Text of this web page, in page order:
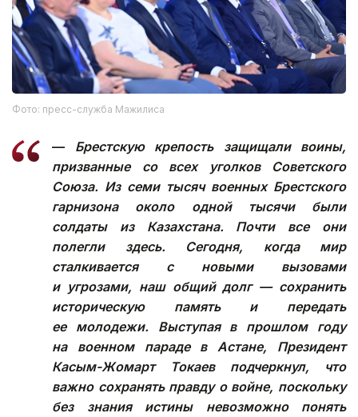
Фото: пресс-служба Мажилиса
— Брестскую крепость защищали воины,
призванные со всех уголков Советского
Союза. Из семи тысяч военных Брестского
гарнизона около одной тысячи были
солдаты из Казахстана. Почти все они
полегли здесь. Сегодня, когда мир
сталкивается с новыми вызовами
и угрозами, наш общий долг — сохранить
историческую память и передать
ее молодежи. Выступая в прошлом году
на военном параде в Астане, Президент
Касым-Жомарт Токаев подчеркнул, что
важно сохранять правду о войне, поскольку
без знания истины невозможно понять